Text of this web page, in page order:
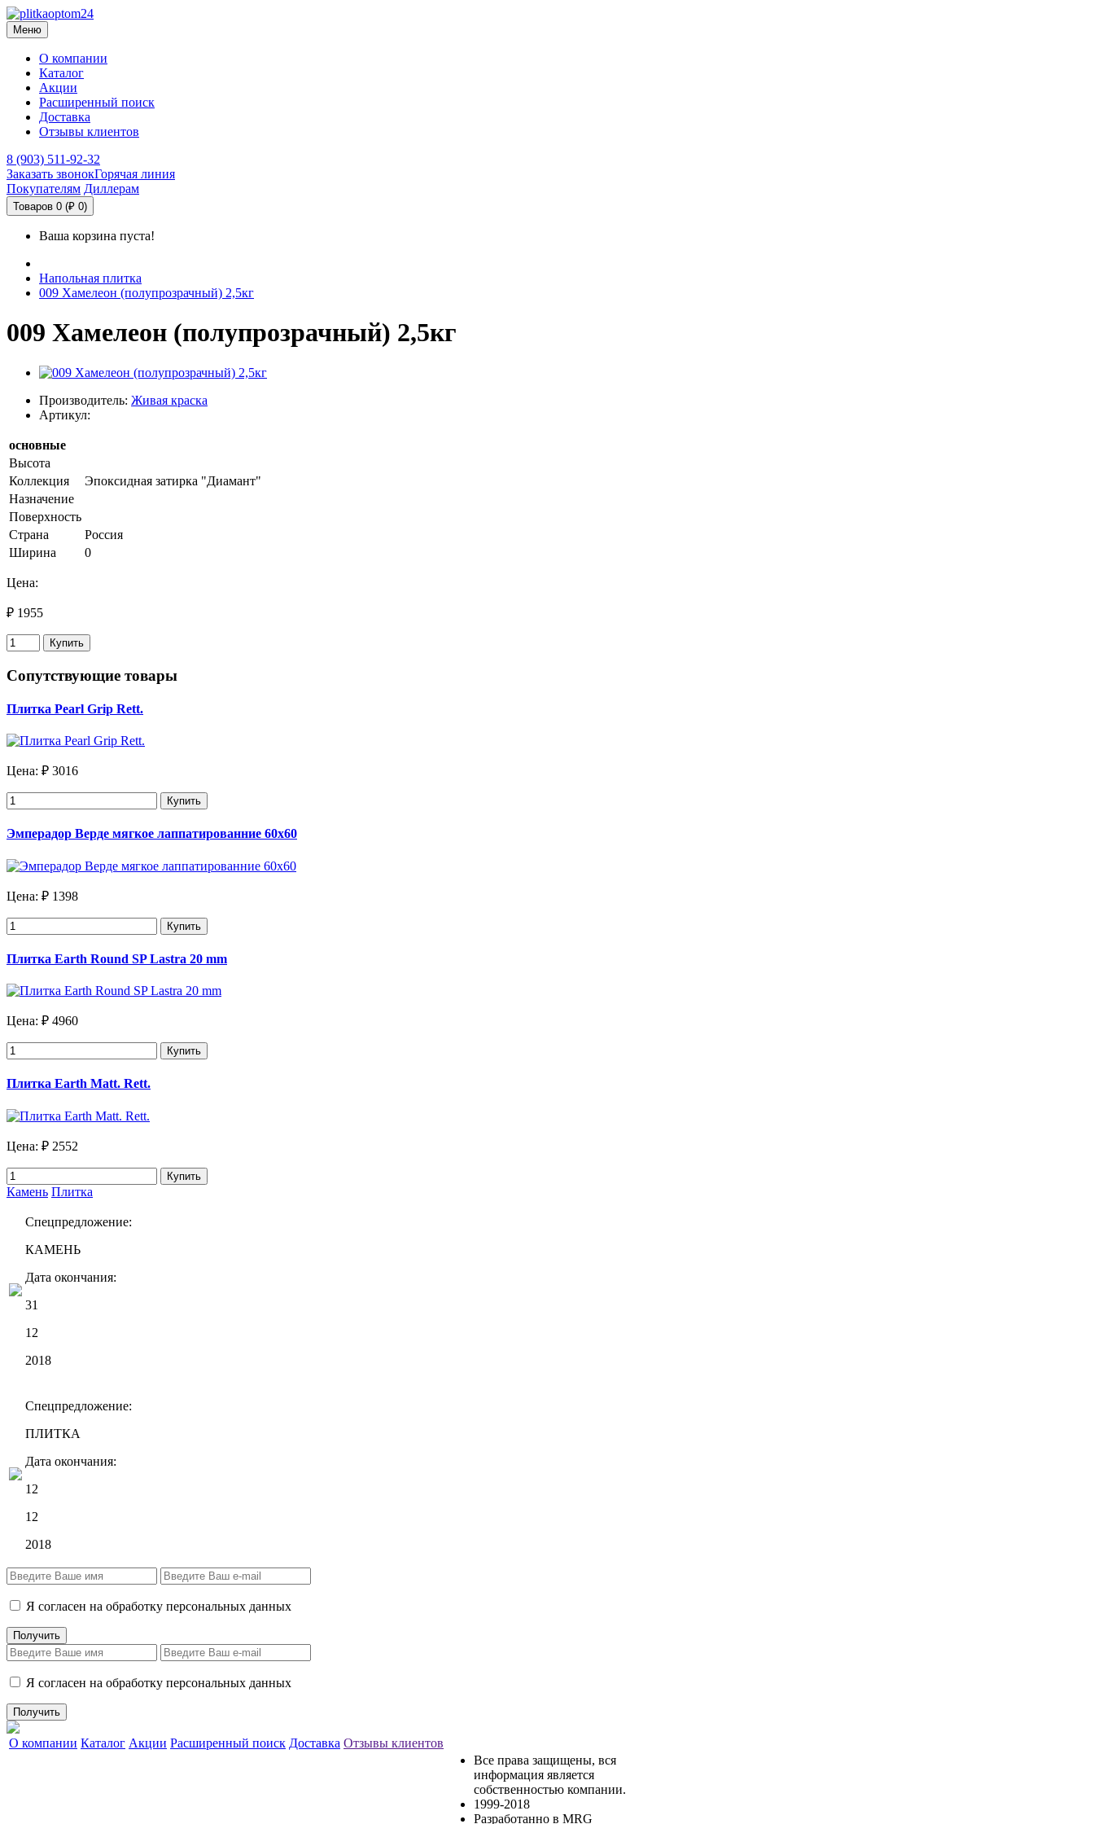
Меню
О компании
Каталог
Акции
Расширенный поиск
Доставка
Отзывы клиентов
8 (903) 511-92-32
Заказать звонокГорячая линия
Покупателям Диллерам
Товаров 0 (₽ 0)
Ваша корзина пуста!
Напольная плитка
009 Хамелеон (полупрозрачный) 2,5кг
009 Хамелеон (полупрозрачный) 2,5кг
Производитель: Живая краска
Артикул:
основные
Высота
Коллекция
Эпоксидная затирка "Диамант"
Назначение
Поверхность
Страна
Россия
Ширина
0
Цена:
₽ 1955
Купить
Сопутствующие товары
Плитка Pearl Grip Rett.
Цена: ₽ 3016
Купить
Эмперадор Верде мягкое лаппатированние 60х60
Цена: ₽ 1398
Купить
Плитка Earth Round SP Lastra 20 mm
Цена: ₽ 4960
Купить
Плитка Earth Matt. Rett.
Цена: ₽ 2552
Купить
Камень Плитка
Спецпредложение:
КАМЕНЬ
Дата окончания:
31
12
2018
Спецпредложение:
ПЛИТКА
Дата окончания:
12
12
2018
Я согласен на обработку персональных данных
Я согласен на обработку персональных данных
О компании Каталог Акции Расширенный поиск Доставка Отзывы клиентов
Все права защищены, вся
информация является
собственностью компании.
1999-2018
Разработанно в MRG